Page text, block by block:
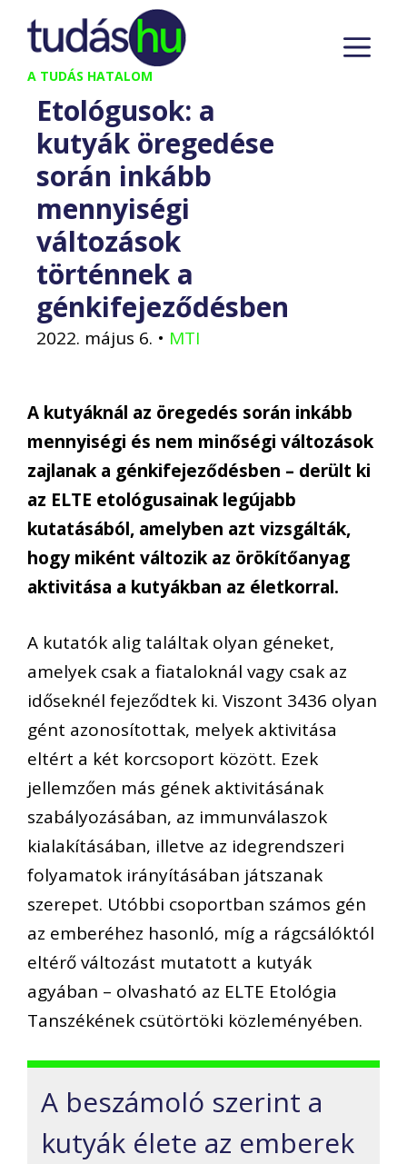
Kilépés
tartalomba
A TUDÁS HATALOM
Etológusok: a
kutyák öregedése
során inkább
mennyiségi
változások
történnek a
génkifejeződésben
2022. május 6. • MTI
A kutyáknál az öregedés során inkább
mennyiségi és nem minőségi változások
zajlanak a génkifejeződésben – derült ki
az ELTE etológusainak legújabb
kutatásából, amelyben azt vizsgálták,
hogy miként változik az örökítőanyag
aktivitása a kutyákban az életkorral.
A kutatók alig találtak olyan géneket,
amelyek csak a fiataloknál vagy csak az
időseknél fejeződtek ki. Viszont 3436 olyan
gént azonosítottak, melyek aktivitása
eltért a két korcsoport között. Ezek
jellemzően más gének aktivitásának
szabályozásában, az immunválaszok
kialakításában, illetve az idegrendszeri
folyamatok irányításában játszanak
szerepet. Utóbbi csoportban számos gén
az emberéhez hasonló, míg a rágcsálóktól
eltérő változást mutatott a kutyák
agyában – olvasható az ELTE Etológia
Tanszékének csütörtöki közleményében.
A beszámoló szerint a
kutyák élete az emberek